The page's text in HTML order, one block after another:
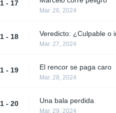
1 - 17
Mar. 26, 2024
1 - 18 Veredicto: ¿Culpable o
Mar. 27, 2024
1 - 19 El rencor se paga caro
Mar. 28, 2024
1 - 20 Una bala perdida
Mar. 29, 2024